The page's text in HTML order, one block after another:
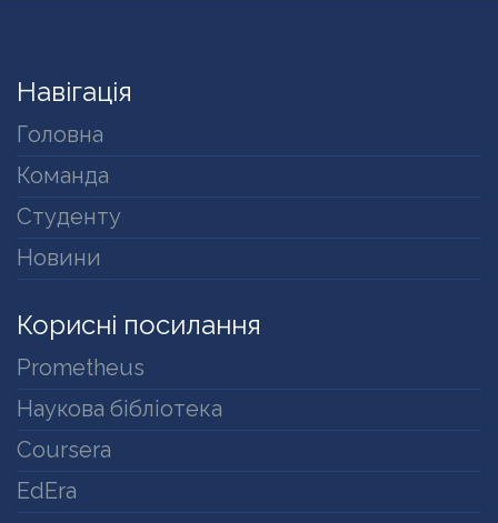
Навігація
Головна
Команда
Студенту
Новини
Корисні посилання
Prometheus
Наукова бібліотека
Coursera
EdEra